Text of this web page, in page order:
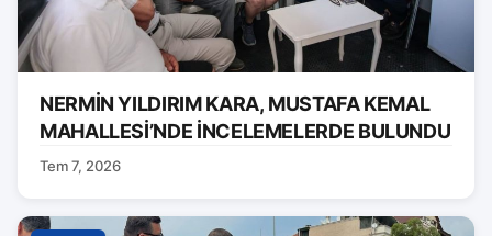
NERMİN YILDIRIM KARA, MUSTAFA KEMAL
MAHALLESİ’NDE İNCELEMELERDE BULUNDU
Tem 7, 2026